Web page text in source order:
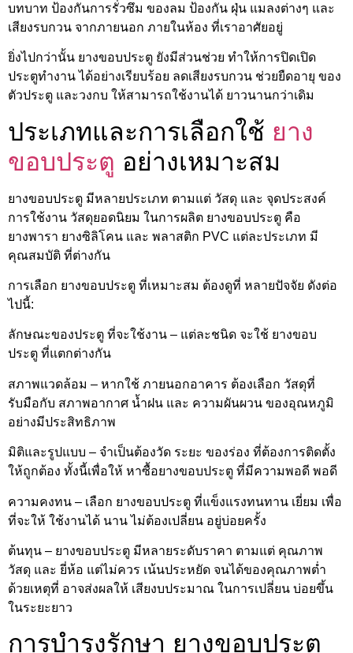
บทบาท ป้องกันการรั่วซึม ของลม ป้องกัน ฝุ่น แมลงต่างๆ และ
เสียงรบกวน จากภายนอก ภายในห้อง ที่เราอาศัยอยู่
ยิ่งไปกว่านั้น ยางขอบประตู ยังมีส่วนช่วย ทำให้การปิดเปิด
ประตูทำงาน ได้อย่างเรียบร้อย ลดเสียงรบกวน ช่วยยืดอายุ ของ
ตัวประตู และวงกบ ให้สามารถใช้งานได้ ยาวนานกว่าเดิม
ประเภทและการเลือกใช้ ยาง
ขอบประตู อย่างเหมาะสม
ยางขอบประตู มีหลายประเภท ตามแต่ วัสดุ และ จุดประสงค์
การใช้งาน วัสดุยอดนิยม ในการผลิต ยางขอบประตู คือ
ยางพารา ยางซิลิโคน และ พลาสติก PVC แต่ละประเภท มี
คุณสมบัติ ที่ต่างกัน
การเลือก ยางขอบประตู ที่เหมาะสม ต้องดูที่ หลายปัจจัย ดังต่อ
ไปนี้:
ลักษณะของประตู ที่จะใช้งาน – แต่ละชนิด จะใช้ ยางขอบ
ประตู ที่แตกต่างกัน
สภาพแวดล้อม – หากใช้ ภายนอกอาคาร ต้องเลือก วัสดุที่
รับมือกับ สภาพอากาศ น้ำฝน และ ความผันผวน ของอุณหภูมิ
อย่างมีประสิทธิภาพ
มิติและรูปแบบ – จำเป็นต้องวัด ระยะ ของร่อง ที่ต้องการติดตั้ง
ให้ถูกต้อง ทั้งนี้เพื่อให้ หาซื้อยางขอบประตู ที่มีความพอดี พอดี
ความคงทน – เลือก ยางขอบประตู ที่แข็งแรงทนทาน เยี่ยม เพื่อ
ที่จะให้ ใช้งานได้ นาน ไม่ต้องเปลี่ยน อยู่บ่อยครั้ง
ต้นทุน – ยางขอบประตู มีหลายระดับราคา ตามแต่ คุณภาพ
วัสดุ และ ยี่ห้อ แต่ไม่ควร เน้นประหยัด จนได้ของคุณภาพต่ำ
ด้วยเหตุที่ อาจส่งผลให้ เสียงบประมาณ ในการเปลี่ยน บ่อยขึ้น
ในระยะยาว
การบำรุงรักษา ยางขอบประตู